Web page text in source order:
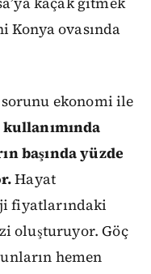
ovasında
sorunu ekonomi ile
kullanımında
başında yüzde
Hayat
fiyatlarındaki
oluşturuyor. Göç
hemen